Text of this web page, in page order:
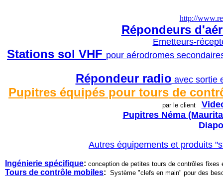
http://
Répondeurs
Emetteurs-
Stations sol VHF pour aérodromes
Répondeur radio avec sortie
Pupitres équipés pour tours de
par le client
Pupitres Néma
Autres équipements et produits
ngénierie spécifique: conception de petites tours de contrôles
Tours de contrôle mobiles: Système "clefs en main" pour des